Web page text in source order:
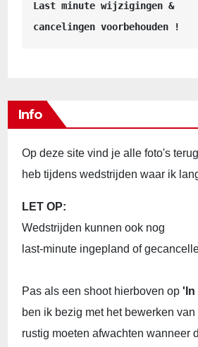
Last minute wijzigingen &
cancelingen voorbehouden !
Info
Op deze site vind je alle foto's
heb tijdens wedstrijden waar ik
LET OP:
Wedstrijden kunnen ook nog
last-minute ingepland of
Pas als een shoot hierboven op 'In
ben ik bezig met het bewerken
rustig moeten afwachten wanneer